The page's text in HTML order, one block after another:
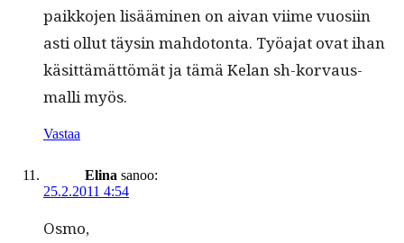
paikko­jen lisäämi­nen on aivan viime vuosi­in
asti ollut täysin mah­do­ton­ta. Työa­jat ovat ihan
käsit­tämät­tömät ja tämä Kelan sh-kor­vaus­
malli myös.
Vastaa
Elina sanoo:
25.2.2011 4:54
Osmo,